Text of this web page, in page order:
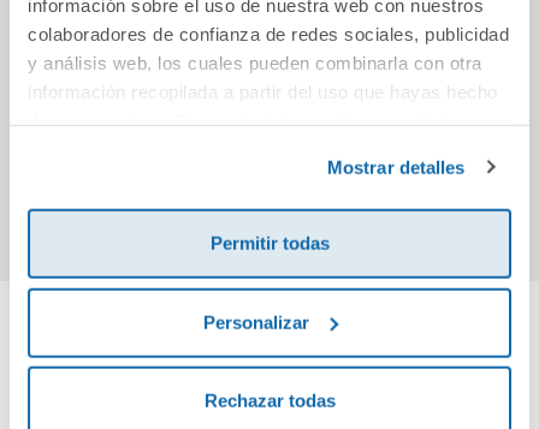
información sobre el uso de nuestra web con nuestros
colaboradores de confianza de redes sociales, publicidad
y análisis web, los cuales pueden combinarla con otra
información recopilada a partir del uso que hayas hecho
Mostrar detalles
Permitir todas
Personalizar
Rechazar todas
El joven guerrero ¿Quién coño soy? Las
Cuéntanos tu opinión